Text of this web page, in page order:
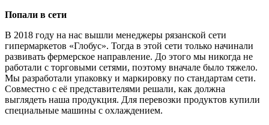
Попали в сети
В 2018 году на нас вышли менеджеры рязанской сети
гипермаркетов «Глобус». Тогда в этой сети только начинали
развивать фермерское направление. До этого мы никогда не
работали с торговыми сетями, поэтому вначале было тяжело.
Мы разработали упаковку и маркировку по стандартам сети.
Совместно с её представителями решали, как должна
выглядеть наша продукция. Для перевозки продуктов купили
специальные машины с охлаждением.